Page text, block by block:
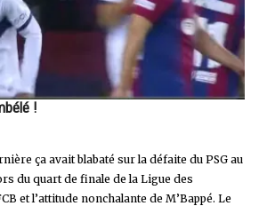
!
ça avait blabaté sur la défaite du PSG au
du quart de finale de la Ligue des
et l’attitude nonchalante de M’Bappé. Le